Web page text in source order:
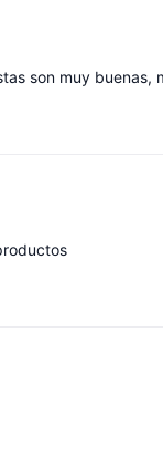
son muy buenas,